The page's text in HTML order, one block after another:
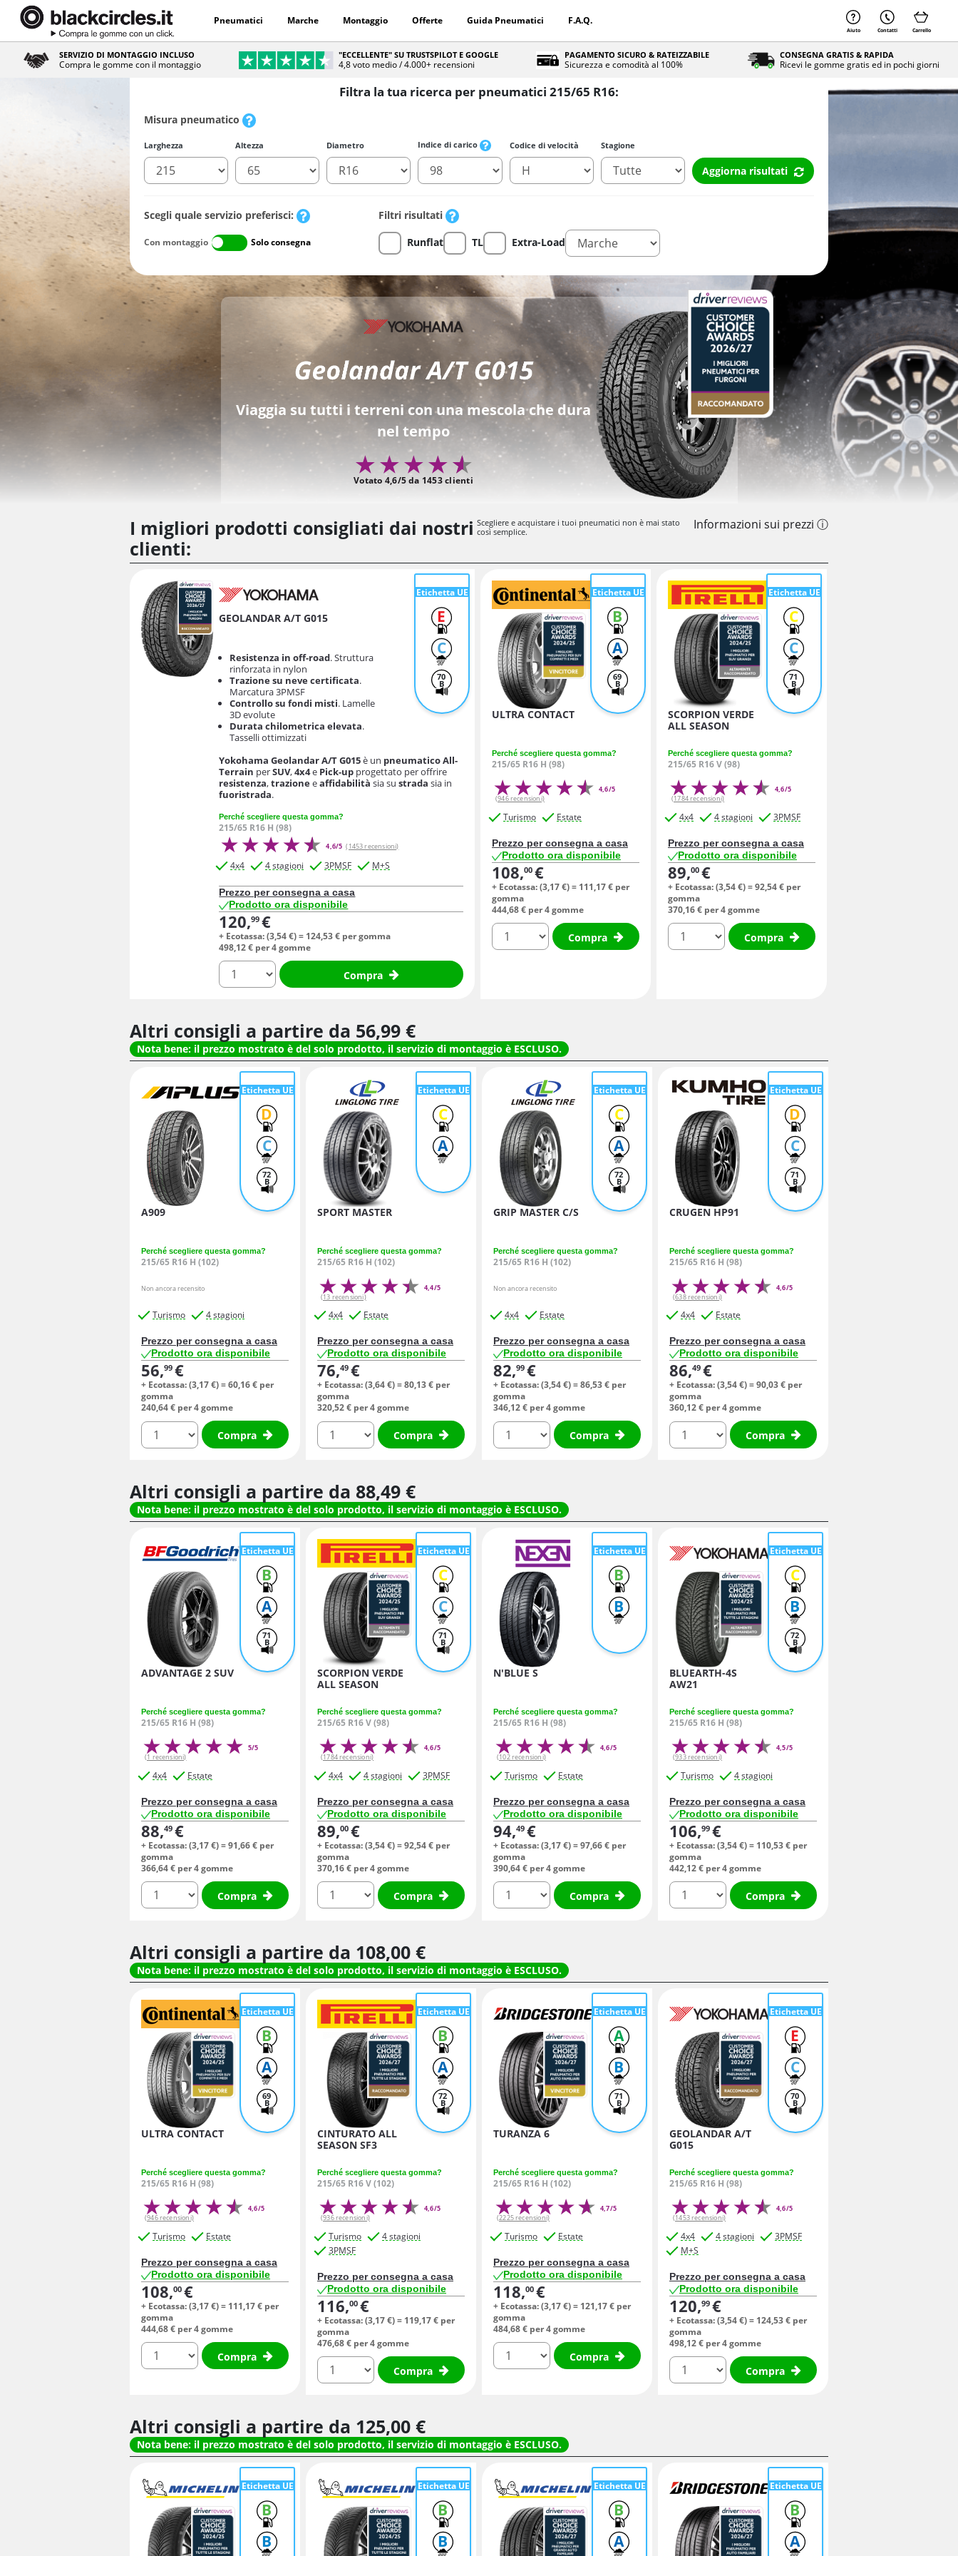
Pneumatici Marche Montaggio Offerte Guida Pneumatici F.A.Q.
Aiuto Contatti Carrello
SERVIZIO DI MONTAGGIO INCLUSO
Compra le gomme con il montaggio
"ECCELLENTE" SU TRUSTSPILOT E GOOGLE
4,8 voto medio / 4.000+ recensioni
PAGAMENTO SICURO & RATEIZZABILE
Sicurezza e comodità al 100%
CONSEGNA GRATIS & RAPIDA
Ricevi le gomme gratis ed in pochi giorni
Filtra la tua ricerca per pneumatici 215/65 R16:
Scegli quale servizio preferisci:
Con montaggio Solo consegna
Filtri risultati
Runflat
TL Extra-Load
Misura pneumatico
Larghezza Altezza Diametro Indice di carico Codice di velocità Stagione
Aggiorna risultati
Viaggia su tutti i terreni con una mescola che dura
nel tempo
Votato 4,6/5 da 1453 clienti
I migliori prodotti consigliati dai nostri
clienti:
Scegliere e acquistare i tuoi pneumatici non è mai stato
così semplice.
Informazioni sui prezzi ⓘ
Etichetta UE
E
C
70
B
GEOLANDAR A/T G015
Resistenza in off-road. Struttura
rinforzata in nylon
Trazione su neve certificata.
Marcatura 3PMSF
Controllo su fondi misti. Lamelle
3D evolute
Durata chilometrica elevata.
Tasselli ottimizzati
Yokohama Geolandar A/T G015è un pneumatico All-
Terrain perSUV,4x4e Pick-up progettato per offrire
resistenza,trazioneeaffidabilità sia sustradasia in
fuoristrada.
Perché scegliere questa gomma?
215/65 R16 H (98)
4,6/5 (1453 recensioni)
4x4 4 stagioni 3PMSF M+S
Prezzo per consegna a casa
Prodotto ora disponibile
120,99€
+ Ecotassa: (3,54€) = 124,53€ per gomma
498,12€ per 4 gomme
quantità
Compra
Etichetta UE
B
A
69
B
ULTRA CONTACT
Perché scegliere questa gomma?
215/65 R16 H (98)
4,6/5
(946 recensioni)
Turismo Estate
Prezzo per consegna a casa
Prodotto ora disponibile
108,00 €
+ Ecotassa: (3,17€) = 111,17€ per
gomma
444,68€ per 4 gomme
quantità
Compra
Etichetta UE
C
C
71
B
SCORPION VERDE
ALL SEASON
Perché scegliere questa gomma?
215/65 R16 V (98)
4,6/5
(1784 recensioni)
4x4 4 stagioni 3PMSF
Prezzo per consegna a casa
Prodotto ora disponibile
89,00 €
+ Ecotassa: (3,54€) =92,54€ per
gomma
370,16€ per 4 gomme
quantità
Compra
Altri consigli a partire da 56,99 €
Nota bene: il prezzo mostrato è del solo prodotto, il servizio di montaggio è ESCLUSO.
Etichetta UE
D
C
72
B
A909
Perché scegliere questa gomma?
215/65 R16 H (102)
Non ancora recensito
Turismo 4 stagioni
Prezzo per consegna a casa
Prodotto ora disponibile
56,99 €
+ Ecotassa: (3,17€) =60,16€ per
gomma
240,64€ per 4 gomme
quantità
Compra
Etichetta UE
C
A
SPORT MASTER
Perché scegliere questa gomma?
215/65 R16 H (102)
4,4/5
(13 recensioni)
4x4 Estate
Prezzo per consegna a casa
Prodotto ora disponibile
76,49 €
+ Ecotassa: (3,64€) =80,13€ per
gomma
320,52€ per 4 gomme
quantità
Compra
Etichetta UE
C
A
72
B
GRIP MASTER C/S
Perché scegliere questa gomma?
215/65 R16 H (102)
Non ancora recensito
4x4 Estate
Prezzo per consegna a casa
Prodotto ora disponibile
82,99 €
+ Ecotassa: (3,54€) =86,53€ per
gomma
346,12€ per 4 gomme
quantità
Compra
Etichetta UE
D
C
71
B
CRUGEN HP91
Perché scegliere questa gomma?
215/65 R16 H (98)
4,6/5
(638 recensioni)
4x4 Estate
Prezzo per consegna a casa
Prodotto ora disponibile
86,49 €
+ Ecotassa: (3,54€) =90,03€ per
gomma
360,12€ per 4 gomme
quantità
Compra
Altri consigli a partire da 88,49 €
Nota bene: il prezzo mostrato è del solo prodotto, il servizio di montaggio è ESCLUSO.
Etichetta UE
B
A
71
B
ADVANTAGE 2 SUV
Perché scegliere questa gomma?
215/65 R16 H (98)
5/5
(1 recensioni)
4x4 Estate
Prezzo per consegna a casa
Prodotto ora disponibile
88,49 €
+ Ecotassa: (3,17€) =91,66€ per
gomma
366,64€ per 4 gomme
quantità
Compra
Etichetta UE
C
C
71
B
SCORPION VERDE
ALL SEASON
Perché scegliere questa gomma?
215/65 R16 V (98)
4,6/5
(1784 recensioni)
4x4 4 stagioni 3PMSF
Prezzo per consegna a casa
Prodotto ora disponibile
89,00 €
+ Ecotassa: (3,54€) =92,54€ per
gomma
370,16€ per 4 gomme
quantità
Compra
Etichetta UE
B
B
N'BLUE S
Perché scegliere questa gomma?
215/65 R16 H (98)
4,6/5
(102 recensioni)
Turismo Estate
Prezzo per consegna a casa
Prodotto ora disponibile
94,49 €
+ Ecotassa: (3,17€) =97,66€ per
gomma
390,64€ per 4 gomme
quantità
Compra
Etichetta UE
C
B
72
B
BLUEARTH-4S
AW21
Perché scegliere questa gomma?
215/65 R16 H (98)
4,5/5
(933 recensioni)
Turismo 4 stagioni
Prezzo per consegna a casa
Prodotto ora disponibile
106,99 €
+ Ecotassa: (3,54€) = 110,53€ per
gomma
442,12€ per 4 gomme
quantità
Compra
Altri consigli a partire da 108,00 €
Nota bene: il prezzo mostrato è del solo prodotto, il servizio di montaggio è ESCLUSO.
Etichetta UE
B
A
69
B
ULTRA CONTACT
Perché scegliere questa gomma?
215/65 R16 H (98)
4,6/5
(946 recensioni)
Turismo Estate
Prezzo per consegna a casa
Prodotto ora disponibile
108,00 €
+ Ecotassa: (3,17€) = 111,17€ per
gomma
444,68€ per 4 gomme
quantità
Compra
Etichetta UE
B
A
72
B
CINTURATO ALL
SEASON SF3
Perché scegliere questa gomma?
215/65 R16 V (102)
4,6/5
(936 recensioni)
Turismo
4 stagioni
3PMSF
Prezzo per consegna a casa
Prodotto ora disponibile
116,00 €
+ Ecotassa: (3,17€) = 119,17€ per
gomma
476,68€ per 4 gomme
quantità
Compra
Etichetta UE
A
B
71
B
TURANZA 6
Perché scegliere questa gomma?
215/65 R16 H (102)
4,7/5
(2225 recensioni)
Turismo Estate
Prezzo per consegna a casa
Prodotto ora disponibile
118,00 €
+ Ecotassa: (3,17€) = 121,17€ per
gomma
484,68€ per 4 gomme
quantità
Compra
Etichetta UE
E
C
70
B
GEOLANDAR A/T
G015
Perché scegliere questa gomma?
215/65 R16 H (98)
4,6/5
(1453 recensioni)
4x4 4 stagioni
3PMSF
M+S
Prezzo per consegna a casa
Prodotto ora disponibile
120,99 €
+ Ecotassa: (3,54€) = 124,53€ per
gomma
498,12€ per 4 gomme
quantità
Compra
Altri consigli a partire da 125,00 €
Nota bene: il prezzo mostrato è del solo prodotto, il servizio di montaggio è ESCLUSO.
Etichetta UE
B
B
Etichetta UE
B
B
Etichetta UE
B
A
Etichetta UE
B
A